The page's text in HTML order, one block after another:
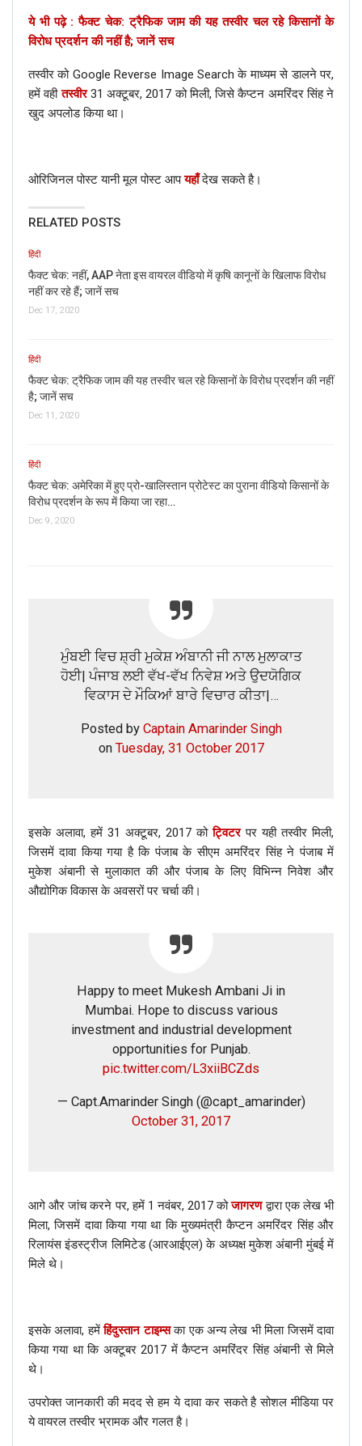
ये भी पढ़े : फैक्ट चेक: ट्रैफिक जाम की यह तस्वीर चल रहे किसानों के
विरोध प्रदर्शन की नहीं है; जानें सच
तस्वीर को Google Reverse Image Search के माध्यम से डालने पर,
हमें वहीतस्वीर31 अक्टूबर, 2017 को मिली, जिसे कैप्टन अमरिंदर सिंह ने
खुद अपलोड किया था।
ओरिजिनल पोस्ट यानी मूल पोस्ट आपयहाँदेख सकते है।
RELATED POSTS
हिंदी
फैक्ट चेक: नहीं, AAP नेता इस वायरल वीडियो में कृषि कानूनों के खिलाफ विरोध
नहीं कर रहे हैं; जानें सच
Dec 17, 2020
हिंदी
फैक्ट चेक: ट्रैफिक जाम की यह तस्वीर चल रहे किसानों के विरोध प्रदर्शन की नहीं
है; जानें सच
Dec 11, 2020
हिंदी
फैक्ट चेक: अमेरिका में हुए प्रो-खालिस्तान प्रोटेस्ट का पुराना वीडियो किसानों के
विरोध प्रदर्शन के रूप में किया जा रहा…
Dec 9, 2020
ਮੁੰਬਈ ਵਿਚ ਸ਼੍ਰੀ ਮੁਕੇਸ਼ ਅੰਬਾਨੀ ਜੀ ਨਾਲ ਮੁਲਾਕਾਤ
ਹੋਈ| ਪੰਜਾਬ ਲਈ ਵੱਖ-ਵੱਖ ਨਿਵੇਸ਼ ਅਤੇ ਉਦਯੋਗਿਕ
ਵਿਕਾਸ ਦੇ ਮੌਕਿਆਂ ਬਾਰੇ ਵਿਚਾਰ ਕੀਤਾ|…
Posted by Captain Amarinder Singh
on Tuesday, 31 October 2017
इसके अलावा, हमें 31 अक्टूबर, 2017 कोट्विटरपर यही तस्वीर मिली,
जिसमें दावा किया गया है कि पंजाब के सीएम अमरिंदर सिंह ने पंजाब में
मुकेश अंबानी से मुलाकात की और पंजाब के लिए विभिन्न निवेश और
औद्योगिक विकास के अवसरों पर चर्चा की।
Happy to meet Mukesh Ambani Ji in
Mumbai. Hope to discuss various
investment and industrial development
opportunities for Punjab.
pic.twitter.com/L3xiiBCZds
— Capt.Amarinder Singh (@capt_amarinder)
October 31, 2017
आगे और जांच करने पर, हमें 1 नवंबर, 2017 कोजागरण द्वारा एक लेख भी
मिला, जिसमें दावा किया गया था कि मुख्यमंत्री कैप्टन अमरिंदर सिंह और
रिलायंस इंडस्ट्रीज लिमिटेड (आरआईएल) के अध्यक्ष मुकेश अंबानी मुंबई में
मिले थे।
इसके अलावा, हमेंहिंदुस्तान टाइम्स का एक अन्य लेख भी मिला जिसमें दावा
किया गया था कि अक्टूबर 2017 में कैप्टन अमरिंदर सिंह अंबानी से मिले
थे।
उपरोक्त जानकारी की मदद से हम ये दावा कर सकते है सोशल मीडिया पर
ये वायरल तस्वीर भ्रामक और गलत है।